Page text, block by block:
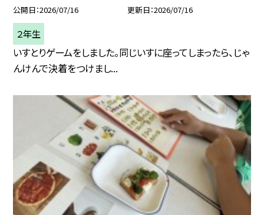
公開日 2026/07/16 更新日 2026/07/16
２年生
いすとりゲームをしました。同じいすに座ってしまったら、じゃ
んけんで決着をつけまし...